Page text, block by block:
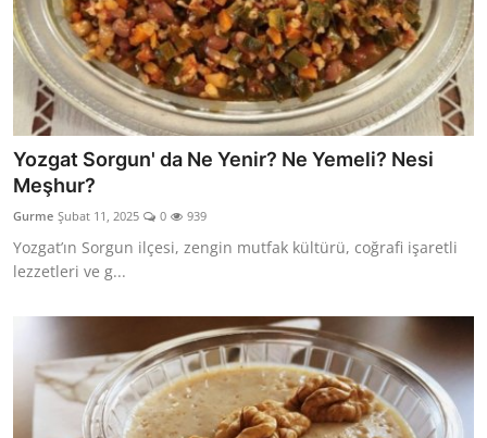
Yozgat Sorgun' da Ne Yenir? Ne Yemeli? Nesi
Meşhur?
Gurme Şubat 11, 2025 0 939
Yozgat’ın Sorgun ilçesi, zengin mutfak kültürü, coğrafi işaretli
lezzetleri ve g...